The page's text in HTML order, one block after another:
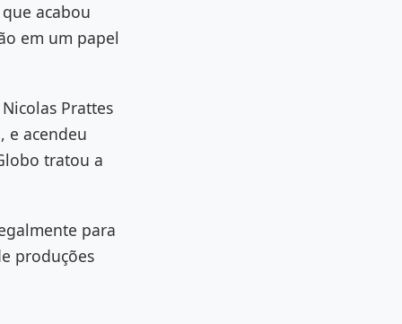
acabou
em um papel
Prattes
e acendeu
tratou a
para
produções